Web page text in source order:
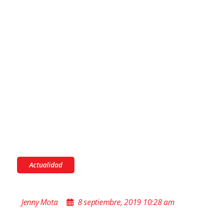
Actualidad
Jenny Mota
8 septiembre, 2019 10:28 am